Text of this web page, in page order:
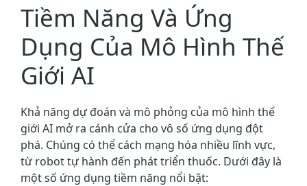
Tiềm Năng Và Ứng
Dụng Của Mô Hình Thế
Giới AI
Khả năng dự đoán và mô phỏng của mô hình thế
giới AI mở ra cánh cửa cho vô số ứng dụng đột
phá. Chúng có thể cách mạng hóa nhiều lĩnh vực,
từ robot tự hành đến phát triển thuốc. Dưới đây là
một số ứng dụng tiềm năng nổi bật: